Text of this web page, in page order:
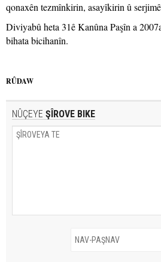
qonaxên tezmînkirin, asayîkirin û
Diviyabû heta 31ê Kanûna Paşîn a
bihata bicihanîn.
RÛDAW
NÛÇEYE ŞÎROVE BIKE